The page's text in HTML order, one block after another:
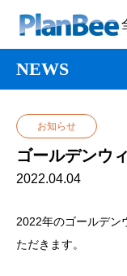
NEWS
お知らせ
ゴールデンウ
2022.04.04
2022年のゴールデン
ただきます。